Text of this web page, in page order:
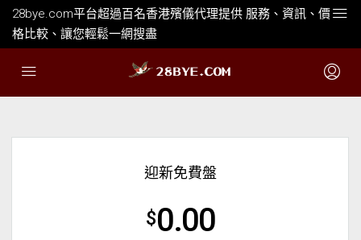
28bye.com平台超過百名香港殯儀代理提供 服務、資訊、價
格比較、讓您輕鬆一網搜盡
迎新免費盤
$0.00